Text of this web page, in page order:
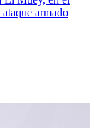
armado